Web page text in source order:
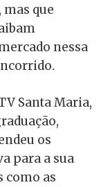
que
nessa
Santa Maria,
os
para a sua
como as